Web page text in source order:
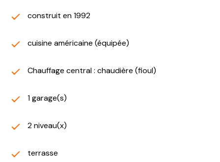
construit en 1992
cuisine américaine (équipée)
Chauffage central : chaudière (fioul)
1 garage(s)
2 niveau(x)
terrasse